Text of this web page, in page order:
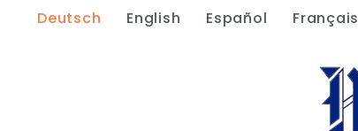
Deutsch English Español Français